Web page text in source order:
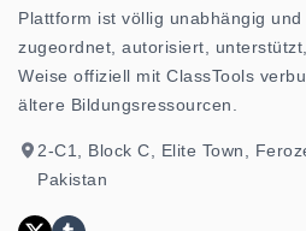
Plattform ist völlig unabhängig und
zugeordnet, autorisiert,
Weise offiziell mit ClassTools
ältere Bildungsressourcen.
2-C1, Block C, Elite Town,
Pakistan